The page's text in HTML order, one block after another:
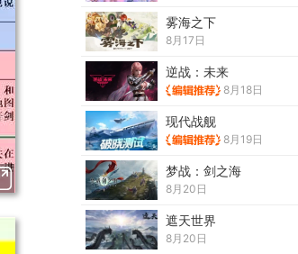
雾海之下
8月17日
逆战：未来
8月18日
现代战舰
8月19日
梦战：剑之海
8月20日
遮天世界
8月20日